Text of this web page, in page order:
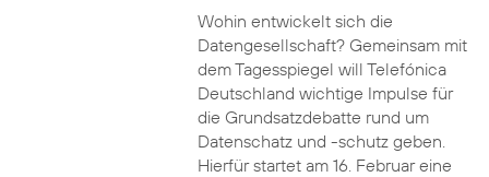
Wohin entwickelt sich die
Datengesellschaft? Gemeinsam mit
dem Tagesspiegel will Telefónica
Deutschland wichtige Impulse für
die Grundsatzdebatte rund um
Datenschatz und -schutz geben.
Hierfür startet am 16. Februar eine